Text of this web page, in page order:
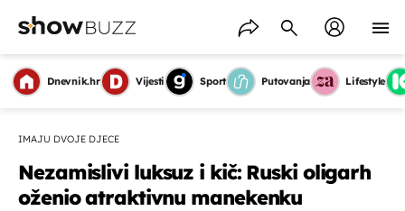
Dnevnik.hr Vijesti Sport Putovanja Lifestyle
IMAJU DVOJE DJECE
Nezamislivi luksuz i kič: Ruski oligarh
oženio atraktivnu manekenku